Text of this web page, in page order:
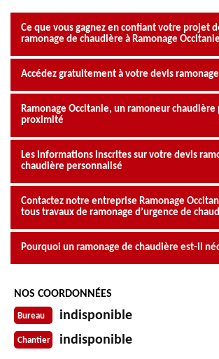
Ce que vous gagnez en confiant votre projet
ramonage de chaudière à Ramonage Occitanie
Accédez gratuitement à votre devis
Ramonage Occitanie, un ramoneur chaudière
proximité
Les informations inscrites sur votre devis
chaudière personnalisé
Contactez notre entreprise Ramonage
tous travaux de ramonage d’urgence de
Pourquoi un ramonage de chaudière est-il
NOS COORDONNÉES
Bureau indisponible
Chantier indisponible